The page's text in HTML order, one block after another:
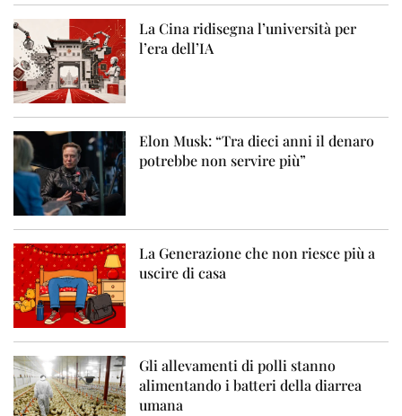
La Cina ridisegna l’università per
l’era dell’IA
Elon Musk: “Tra dieci anni il denaro
potrebbe non servire più”
La Generazione che non riesce più a
uscire di casa
Gli allevamenti di polli stanno
alimentando i batteri della diarrea
umana